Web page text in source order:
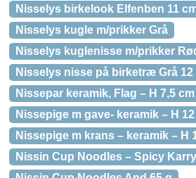
Nisselys birkelook Elfenben 11
Nisselys kugle m/prikker Grå
Nisselys kuglenisse m/prikker
Nisselys nisse på birketræ Grå 12
Nissepar keramik, Flag – H 7,5
Nissepige m gave- keramik – H
Nissepige m krans – keramik – H
Nissin Cup Noodles – Spicy Karry